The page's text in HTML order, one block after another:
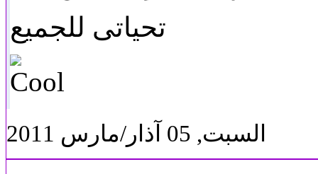
تحياتى للجميع
السبت, 05 آذار/مارس 2011